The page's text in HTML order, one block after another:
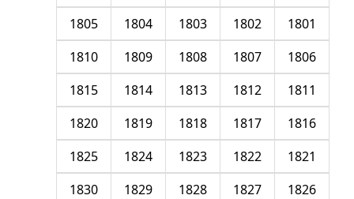
1801
1802
1803
1804
1805
1806
1807
1808
1809
1810
1811
1812
1813
1814
1815
1816
1817
1818
1819
1820
1821
1822
1823
1824
1825
1826
1827
1828
1829
1830